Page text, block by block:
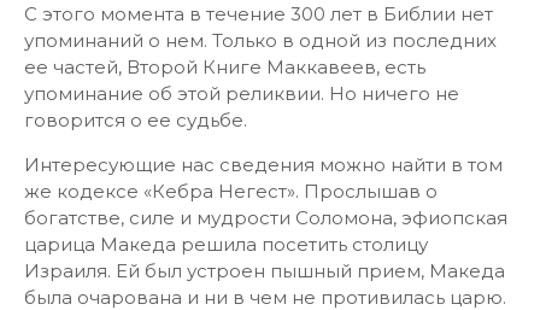
С этого момента в течение 300 лет в Библии нет
упоминаний о нем. Только в одной из последних
ее частей, Второй Книге Маккавеев, есть
упоминание об этой реликвии. Но ничего не
говорится о ее судьбе.
Интересующие нас сведения можно найти в том
же кодексе «Кебра Негест». Прослышав о
богатстве, силе и мудрости Соломона, эфиопская
царица Македа решила посетить столицу
Израиля. Ей был устроен пышный прием, Македа
была очарована и ни в чем не противилась царю.